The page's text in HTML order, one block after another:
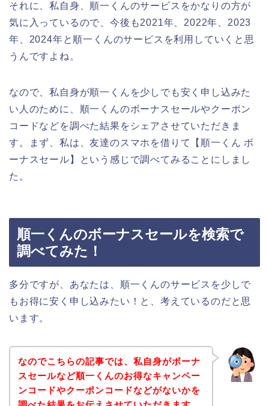
それに、私自身、順一くんのサービスをかなりの方が
気に入っているので、今後も2021年、2022年、2023
年、2024年と順一くんのサービスを利用していくと思
うんですよね。
なので、私自身が順一くんを少しでも安く申し込みた
い人のために、順一くんのボーナスセールやクーポン
コードなどを調べた結果をシェアさせていただきま
す。まず、私は、友達のスマホを借りて【順一くん ボ
ーナスセール】という感じで調べてみることにしまし
た。
順一くんのボーナスセールを検索で
調べてみた！
多分ですが、あなたは、順一くんのサービスを少しで
もお得に安く申し込みたい！と、考えているのだと思
います。
なのでこちらの記事では、私自身がボーナ
スセールなど順一くんのお得なキャンペー
ンコードやクーポンコードなどがないかを